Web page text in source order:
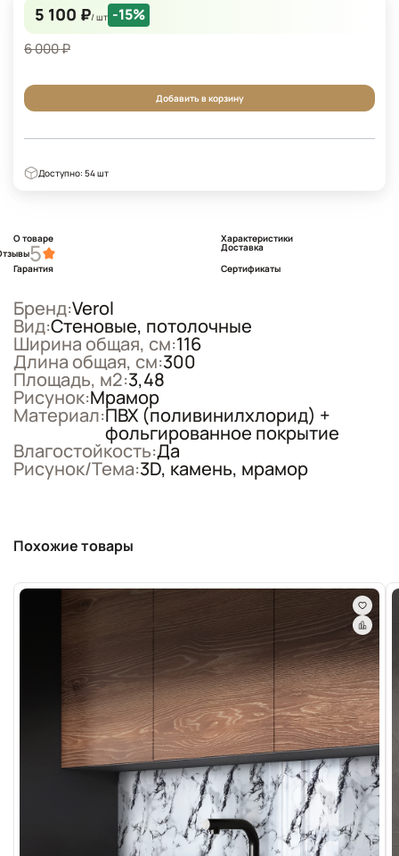
5 100 ₽/ шт -15%
6 000 ₽
Добавить в корзину
Доступно: 54 шт
О товаре
Характеристики
5
Доставка
Гарантия
Сертификаты
Бренд:Verol
Вид:Стеновые, потолочные
Ширина общая, см:116
Длина общая, см:300
Площадь, м2:3,48
Рисунок:Мрамор
Материал:ПВХ (поливинилхлорид) +
фольгированное покрытие
Влагостойкость:Да
Рисунок/Тема:3D, камень, мрамор
Похожие товары